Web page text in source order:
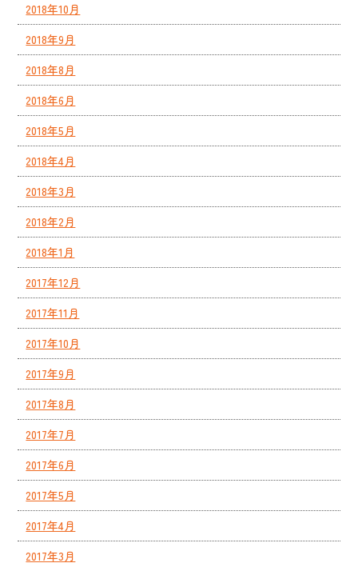
2018年10月
2018年9月
2018年8月
2018年6月
2018年5月
2018年4月
2018年3月
2018年2月
2018年1月
2017年12月
2017年11月
2017年10月
2017年9月
2017年8月
2017年7月
2017年6月
2017年5月
2017年4月
2017年3月